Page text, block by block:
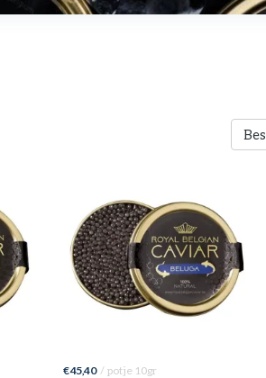
€ 45,40 / potje 10gr